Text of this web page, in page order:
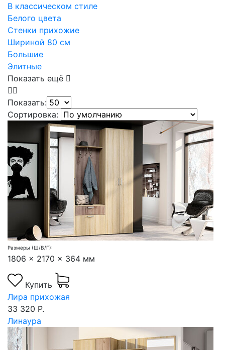
В классическом стиле
Белого цвета
Стенки прихожие
Шириной 80 см
Большие
Элитные
Показать ещё
Показать:
Сортировка:
Размеры (Ш/В/Г):
1806 x 2170 x 364 мм
Купить
Лира прихожая
33 320 Р.
Линаура